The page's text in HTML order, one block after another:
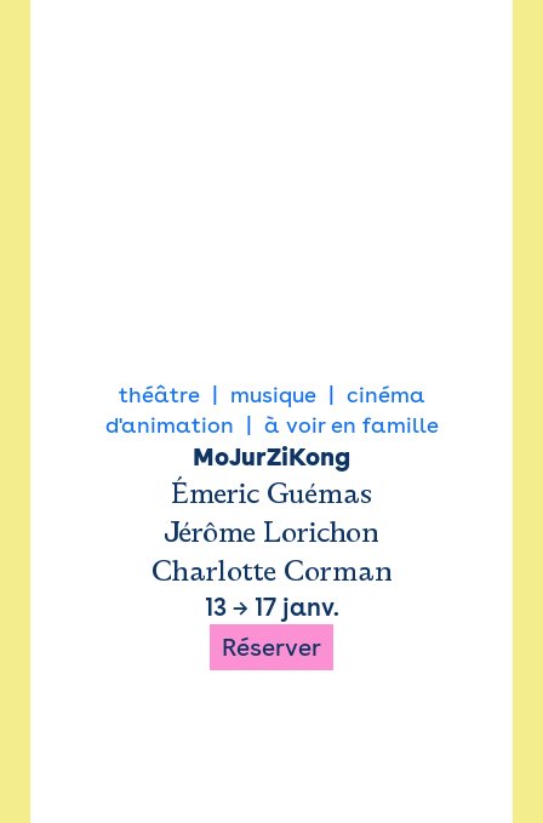
théâtre musique
cinéma
d'animation
à voir en famille
MoJurZiKong
Émeric Guémas
Jérôme Lorichon
Charlotte Corman
13→ 17 janv.
Réserver